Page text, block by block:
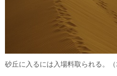
砂丘に入るには入場料取られる。（